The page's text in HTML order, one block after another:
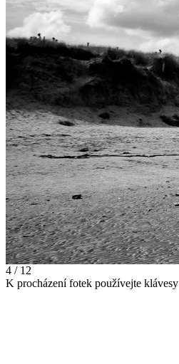
4 / 12
K procházení fotek používejte klávesy